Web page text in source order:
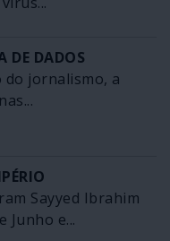
DE DADOS
do jornalismo, a
Sayyed Ibrahim
Junho e...